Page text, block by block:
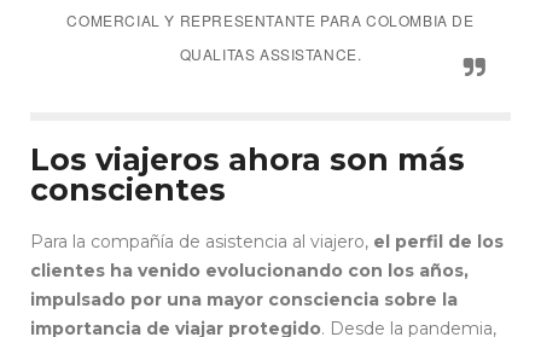
COMERCIAL Y REPRESENTANTE PARA COLOMBIA DE
QUALITAS ASSISTANCE.
Los viajeros ahora son más
conscientes
Para la compañía de asistencia al viajero, el perfil de los
clientes ha venido evolucionando con los años,
impulsado por una mayor consciencia sobre la
importancia de viajar protegido. Desde la pandemia,